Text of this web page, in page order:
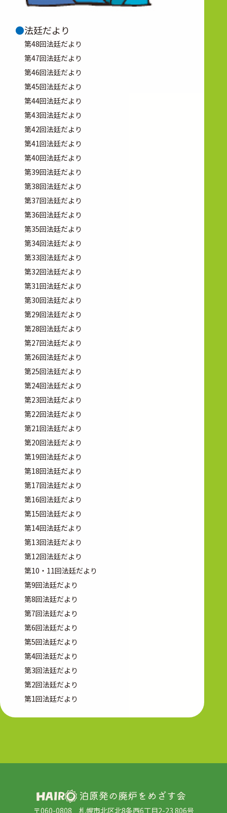
法廷だより
第48回法廷だより
第47回法廷だより
第46回法廷だより
第45回法廷だより
第44回法廷だより
第43回法廷だより
第42回法廷だより
第41回法廷だより
第40回法廷だより
第39回法廷だより
第38回法廷だより
第37回法廷だより
第36回法廷だより
第35回法廷だより
第34回法廷だより
第33回法廷だより
第32回法廷だより
第31回法廷だより
第30回法廷だより
第29回法廷だより
第28回法廷だより
第27回法廷だより
第26回法廷だより
第25回法廷だより
第24回法廷だより
第23回法廷だより
第22回法廷だより
第21回法廷だより
第20回法廷だより
第19回法廷だより
第18回法廷だより
第17回法廷だより
第16回法廷だより
第15回法廷だより
第14回法廷だより
第13回法廷だより
第12回法廷だより
第10・11回法廷だより
第9回法廷だより
第8回法廷だより
第7回法廷だより
第6回法廷だより
第5回法廷だより
第4回法廷だより
第3回法廷だより
第2回法廷だより
第1回法廷だより
〒060-0808 札幌市北区北8条西6丁目2-23 806号